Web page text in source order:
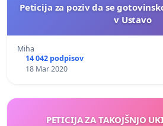
Peticija za poziv da se
v Ustavo
Miha
14 042 podpisov
18 Mar 2020
PETICIJA ZA TAKOJŠNJO